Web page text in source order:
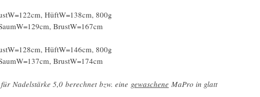
HüftW=138cm, 800g
BrustW=167cm
HüftW=146cm, 800g
BrustW=174cm
Nadelstärke 5,0 berechnet bzw. eine gewaschene MaPro in glatt